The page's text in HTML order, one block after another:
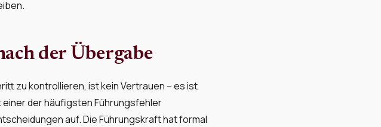
der Übergabe
zu kontrollieren, ist kein Vertrauen – es ist
der häufigsten Führungsfehler
auf. Die Führungskraft hat formal